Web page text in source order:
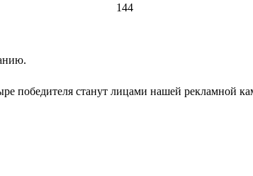
144
победителя станут лицами нашей рекламной